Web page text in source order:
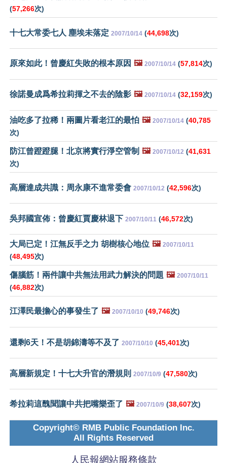
(57,266次)
十七大常委七人 塵埃未落定 2007/10/14 (44,698次)
原來如此！曾慶紅失敗的根本原因 🖼️ 2007/10/14 (57,814次)
徐諾曼成爲希拉莉揮之不去的陰影 🖼️ 2007/10/14 (32,159次)
油吃多了拉稀！兩圖片看老江的最怕 🖼️ 2007/10/14 (40,785
次)
防江曾蹬蹬腿！北京將實行淨空管制 🖼️ 2007/10/12 (41,631
次)
高層達成共識：周永康不進常委會 2007/10/12 (42,596次)
吳邦國宣佈：曾慶紅賈慶林退下 2007/10/11 (46,572次)
大局已定！江無反手之力 胡樹核心地位 🖼️ 2007/10/11
(48,495次)
傷腦筋！兩件讓中共無法用武力解決的問題 🖼️ 2007/10/11
(46,882次)
江澤民最擔心的事發生了 🖼️ 2007/10/10 (49,746次)
還剩6天！不是胡錦濤等不及了 2007/10/10 (45,401次)
高層新規定！十七大升官的潛規則 2007/10/9 (47,580次)
希拉莉這醜聞讓中共把嘴樂歪了 🖼️ 2007/10/9 (38,607次)
Copyright© RMB Public Foundation Inc.
All Rights Reserved
人民報網站服務條款